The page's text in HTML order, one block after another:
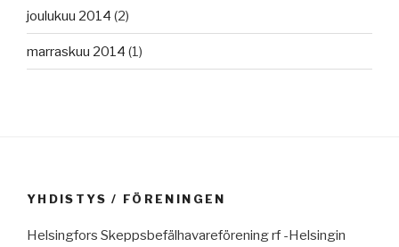
joulukuu 2014 (2)
marraskuu 2014 (1)
YHDISTYS / FÖRENINGEN
Helsingfors Skeppsbefälhavareförening rf -Helsingin